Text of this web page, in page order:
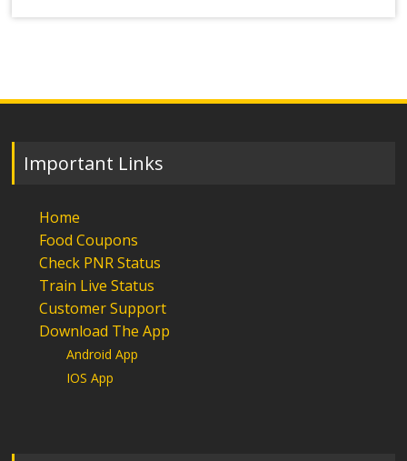
Important Links
Home
Food Coupons
Check PNR Status
Train Live Status
Customer Support
Download The App
Android App
IOS App